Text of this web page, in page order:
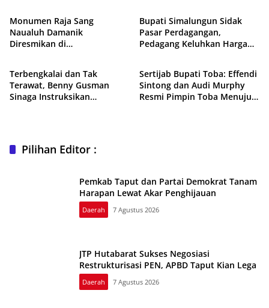
Monumen Raja Sang
Naualuh Damanik
Diresmikan di
Bupati Simalungun Sidak
Pasar Perdagangan,
Pedagang Keluhkan Harga
Daerah
Terbengkalai dan Tak
Terawat, Benny Gusman
Sinaga Instruksikan
Daerah
Sertijab Bupati Toba: Effendi
Sintong dan Audi Murphy
Resmi Pimpin Toba Menuju
Pilihan Editor :
Pemkab Taput dan Partai Demokrat Tanam
Harapan Lewat Akar Penghijauan
Daerah 7 Agustus 2026
JTP Hutabarat Sukses Negosiasi
Restrukturisasi PEN, APBD Taput Kian Lega
Daerah 7 Agustus 2026